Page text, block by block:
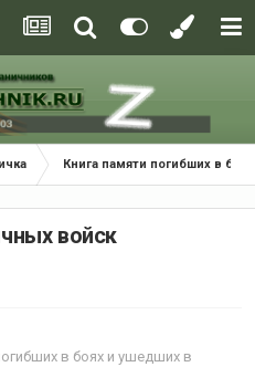
Книга памяти погибших в
войск
в боях и ушедших в